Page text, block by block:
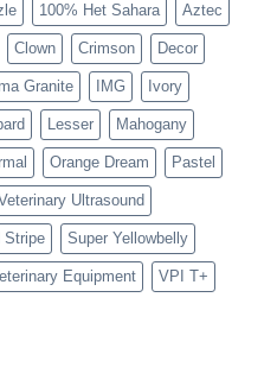
100% Het Sahara Aztec
Clown Crimson Decor
Granite IMG Ivory
Lesser Mahogany
Orange Dream Pastel
Ultrasound
Stripe Super Yellowbelly
Equipment VPI T+